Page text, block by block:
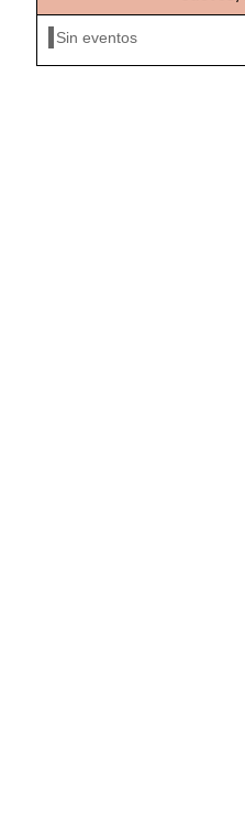
Sin eventos